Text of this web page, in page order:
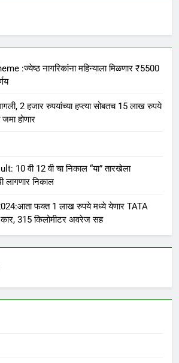
:ज्येष्ठ नागरिकांना महिन्याला मिळणार ₹5500
2 हजार रुपयांच्या हप्त्या सोबतच 15 लाख रुपये
होणार
10 वी 12 वी चा निकाल “या” तारखेला
लागणार निकाल
फक्त 1 लाख रुपये मध्ये येणार TATA
315 किलोमीटर अवरेज सह